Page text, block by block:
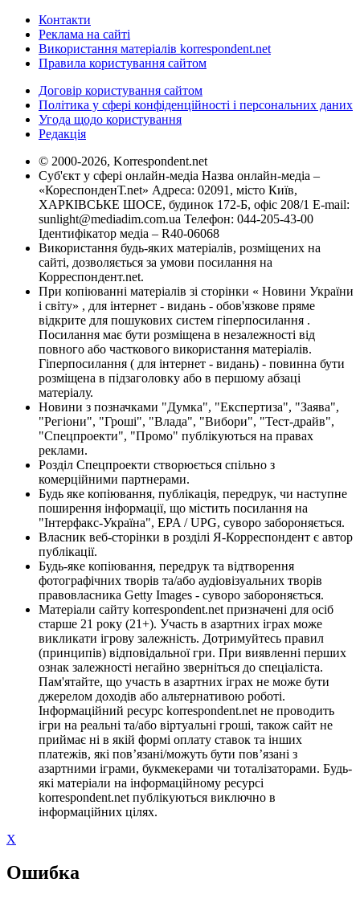
Контакти
Реклама на сайті
Використання матеріалів korrespondent.net
Правила користування сайтом
Договір користування сайтом
Політика у сфері конфіденційності і персональних даних
Угода щодо користування
Редакція
© 2000-2026, Korrespondent.net
Суб'єкт у сфері онлайн-медіа Назва онлайн-медіа –
«КореспонденТ.net» Адреса: 02091, місто Київ,
ХАРКІВСЬКЕ ШОСЕ, будинок 172-Б, офіс 208/1 E-mail:
sunlight@mediadim.com.ua Телефон: 044-205-43-00
Ідентифікатор медіа – R40-06068
Використання будь-яких матеріалів, розміщених на
сайті, дозволяється за умови посилання на
Корреспондент.net.
При копіюванні матеріалів зі сторінки « Новини України
і світу» , для інтернет - видань - обов'язкове пряме
відкрите для пошукових систем гіперпосилання .
Посилання має бути розміщена в незалежності від
повного або часткового використання матеріалів.
Гіперпосилання ( для інтернет - видань) - повинна бути
розміщена в підзаголовку або в першому абзаці
матеріалу.
Новини з позначками "Думка", "Експертиза", "Заява",
"Регіони", "Гроші", "Влада", "Вибори", "Тест-драйв",
"Спецпроекти", "Промо" публікуються на правах
реклами.
Розділ Спецпроекти створюється спільно з
комерційними партнерами.
Будь яке копіювання, публікація, передрук, чи наступне
поширення інформації, що містить посилання на
"Інтерфакс-Україна", EPA / UPG, суворо забороняється.
Власник веб-сторінки в розділі Я-Корреспондент є автор
публікації.
Будь-яке копіювання, передрук та відтворення
фотографічних творів та/або аудіовізуальних творів
правовласника Getty Images - суворо забороняється.
Матеріали сайту korrespondent.net призначені для осіб
старше 21 року (21+). Участь в азартних іграх може
викликати ігрову залежність. Дотримуйтесь правил
(принципів) відповідальної гри. При виявленні перших
ознак залежності негайно зверніться до спеціаліста.
Пам'ятайте, що участь в азартних іграх не може бути
джерелом доходів або альтернативою роботі.
Інформаційний ресурс korrespondent.net не проводить
ігри на реальні та/або віртуальні гроші, також сайт не
приймає ні в якій формі оплату ставок та інших
платежів, які пов’язані/можуть бути пов’язані з
азартними іграми, букмекерами чи тоталізаторами. Будь-
які матеріали на інформаційному ресурсі
korrespondent.net публікуються виключно в
інформаційних цілях.
X
Ошибка